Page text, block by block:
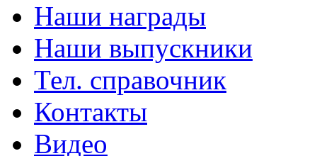
Наши награды
Наши выпускники
Тел. справочник
Контакты
Видео